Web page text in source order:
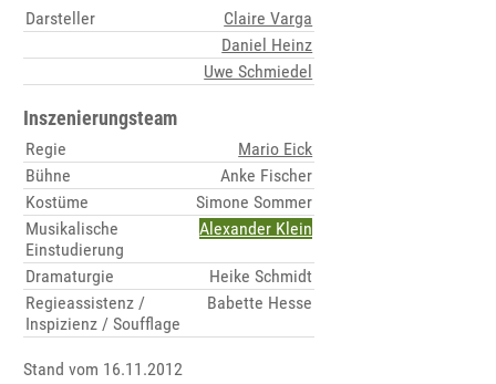
Darsteller
Claire Varga
Daniel Heinz
Uwe Schmiedel
Inszenierungsteam
Regie
Mario Eick
Bühne
Anke Fischer
Kostüme
Simone Sommer
Musikalische
Einstudierung
Alexander Klein
Dramaturgie
Heike Schmidt
Regieassistenz /
Inspizienz / Soufflage
Babette Hesse
Stand vom 16.11.2012